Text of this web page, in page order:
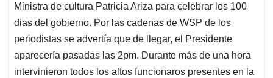
Ministra de cultura Patricia Ariza para celebrar los 100
dias del gobierno. Por las cadenas de WSP de los
periodistas se advertía que de llegar, el Presidente
aparecería pasadas las 2pm. Durante más de una hora
intervinieron todos los altos funcionaros presentes en la